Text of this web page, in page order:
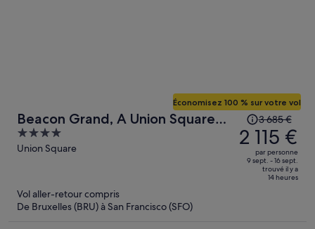
Beacon Grand, A Union Square
Hotel
4
out
Union Square
Économisez 100 % sur votre vol
Le
prix
était
de
3 685 €.
3 685 €
2 115 €
par personne
9 sept. - 16 sept.
trouvé il y a
14 heures
Vol aller-retour compris
De Bruxelles (BRU) à San Francisco (SFO)